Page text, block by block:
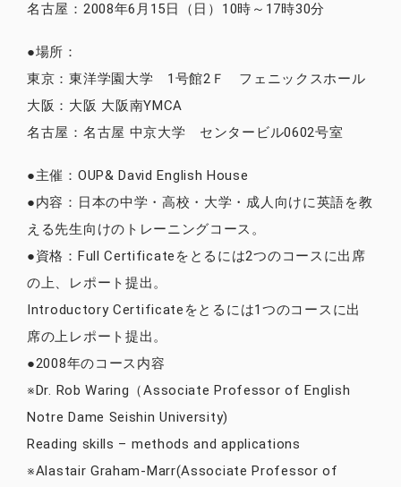
名古屋：2008年6月15日（日）10時～17時30分
●場所：
東京：東洋学園大学 1号館2Ｆ フェニックスホール
大阪：大阪 大阪南YMCA
名古屋：名古屋 中京大学 センタービル0602号室
●主催：OUP& David English House
●内容：日本の中学・高校・大学・成人向けに英語を教
える先生向けのトレーニングコース。
●資格：Full Certificateをとるには2つのコースに出席
の上、レポート提出。
Introductory Certificateをとるには1つのコースに出
席の上レポート提出。
●2008年のコース内容
※Dr. Rob Waring（Associate Professor of English
Notre Dame Seishin University)
Reading skills – methods and applications
※Alastair Graham-Marr(Associate Professor of